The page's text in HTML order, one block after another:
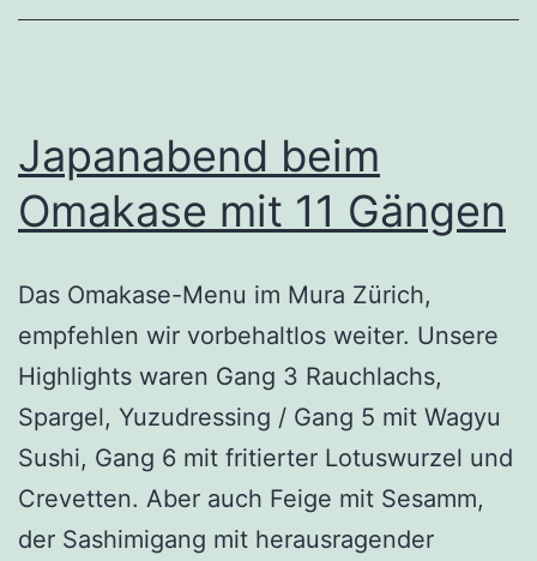
Japanabend beim
Omakase mit 11 Gängen
Das Omakase-Menu im Mura Zürich,
empfehlen wir vorbehaltlos weiter. Unsere
Highlights waren Gang 3 Rauchlachs,
Spargel, Yuzudressing / Gang 5 mit Wagyu
Sushi, Gang 6 mit fritierter Lotuswurzel und
Crevetten. Aber auch Feige mit Sesamm,
der Sashimigang mit herausragender